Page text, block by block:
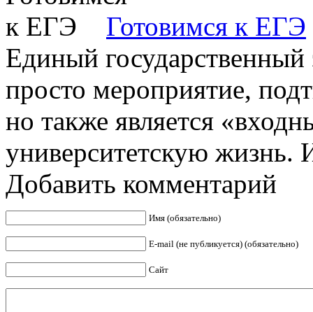
Готовимся к ЕГЭ
Единый государственный
просто мероприятие,
но также является
университетскую жизнь.
Добавить комментарий
Имя (обязательно)
E-mail (не публикуется) (обязательно)
Сайт